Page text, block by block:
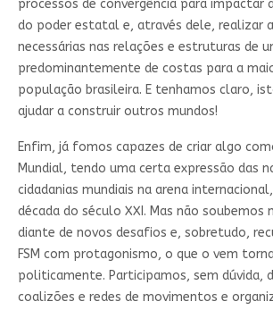
processos de convergência para impactar
do poder estatal e, através dele, realizar
necessárias nas relações e estruturas de
predominantemente de costas para a
população brasileira. E tenhamos claro,
ajudar a construir outros mundos!
Enfim, já fomos capazes de criar algo
Mundial, tendo uma certa expressão das
cidadanias mundiais na arena
década do século XXI. Mas não soubemos
diante de novos desafios e, sobretudo,
FSM com protagonismo, o que o vem
politicamente. Participamos, sem dúvida,
coalizões e redes de movimentos e